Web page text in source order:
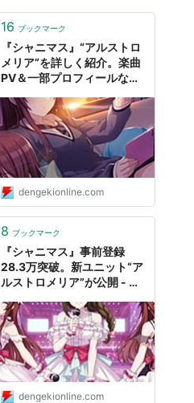
16 ブックマーク
『シャニマス』“アルストロ
メリア”を詳しく紹介。楽曲
PV＆一部プロフィールなど
オンライン
dengekionline.com
8 ブックマーク
『シャニマス』事前登録
28.3万突破。新ユニット“ア
ルストロメリア”が公開 - 電
dengekionline.com